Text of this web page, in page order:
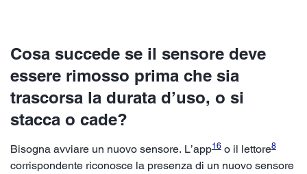
Cosa succede se il sensore deve
essere rimosso prima che sia
trascorsa la durata d’uso, o si
stacca o cade?
Bisogna avviare un nuovo sensore. L’app16 o il lettore8
corrispondente riconosce la presenza di un nuovo sensore